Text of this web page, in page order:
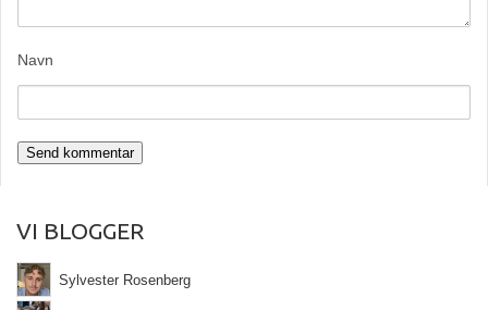
Navn
VI BLOGGER
Sylvester Rosenberg